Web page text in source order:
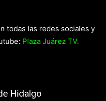
todas las redes sociales y
Plaza Juárez TV.
Hidalgo